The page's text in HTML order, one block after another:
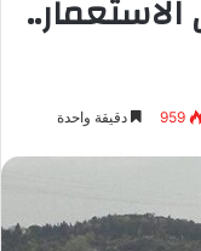
959 دقيقة واحدة